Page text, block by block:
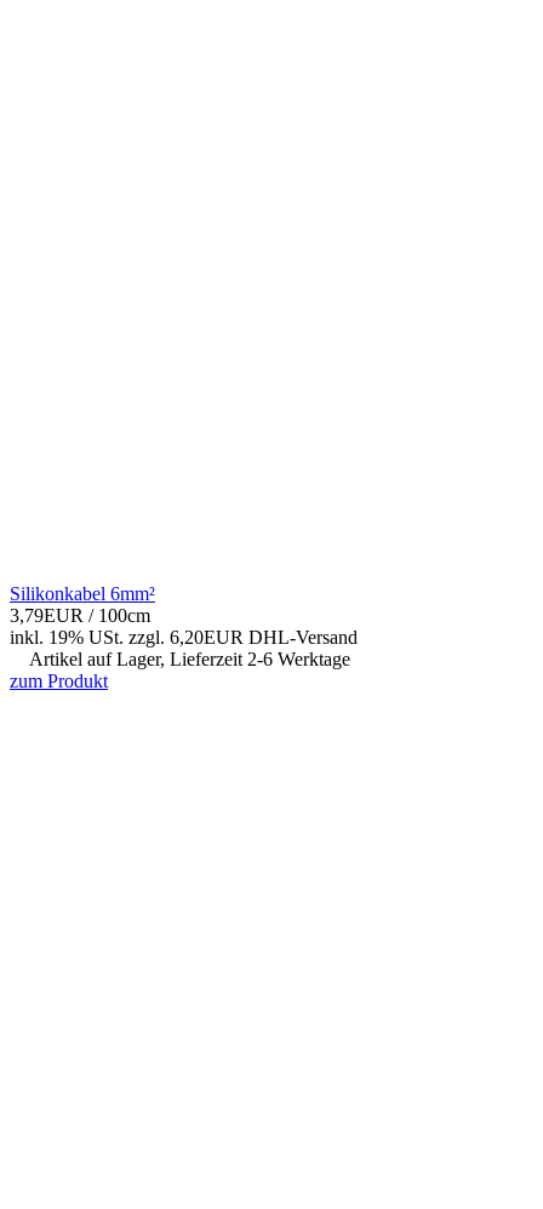
Silikonkabel 6mm²
3,79EUR / 100cm
inkl. 19% USt. zzgl. 6,20EUR DHL-Versand
Artikel auf Lager, Lieferzeit 2-6 Werktage
zum Produkt